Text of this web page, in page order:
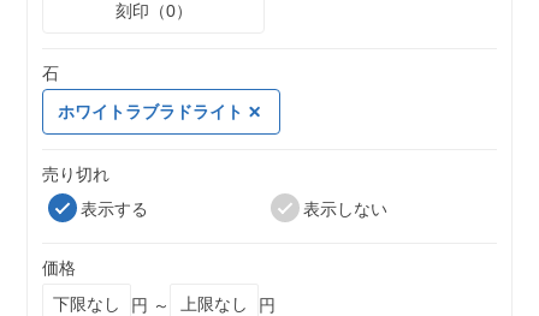
刻印（0）
石
ホワイトラブラドライト
売り切れ
表示する
表示しない
価格
円 ～
円